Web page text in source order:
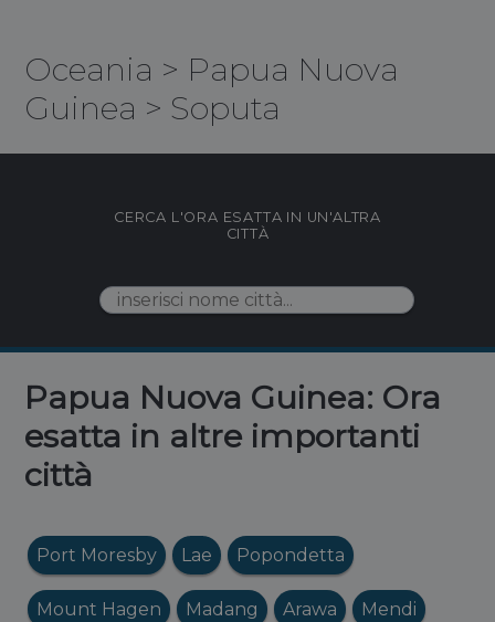
Oceania > Papua Nuova
Guinea > Soputa
CERCA L'ORA ESATTA IN UN'ALTRA
CITTÀ
Papua Nuova Guinea: Ora
esatta in altre importanti
città
Port Moresby Lae Popondetta
Mount Hagen Madang Arawa Mendi